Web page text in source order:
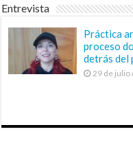
Entrevista
Práctica
proceso
detrás del
29 de julio